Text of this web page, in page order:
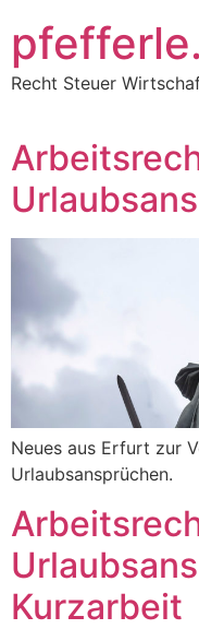
Inhalt
springen
Recht Steuer
Neues aus Erfurt zur
Urlaubsansprüchen.
Kurzarbeit